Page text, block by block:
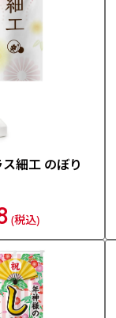
細工 のぼり
(税込)